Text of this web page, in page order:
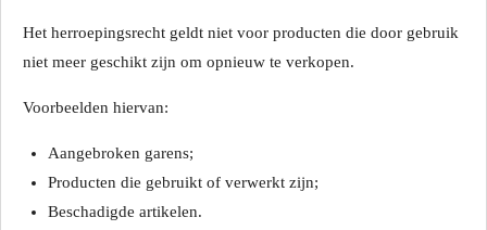
Het herroepingsrecht geldt niet voor producten die door gebruik
niet meer geschikt zijn om opnieuw te verkopen.
Voorbeelden hiervan:
Aangebroken garens;
Producten die gebruikt of verwerkt zijn;
Beschadigde artikelen.